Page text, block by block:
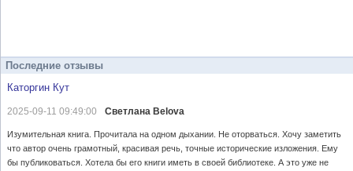
Последние отзывы
Каторгин Кут
2025-09-11 09:49:00 Светлана Belova
Изумительная книга. Прочитала на одном дыхании. Не оторваться. Хочу заметить
что автор очень грамотный, красивая речь, точные исторические изложения. Ему
бы публиковаться. Хотела бы его книги иметь в своей библиотеке. А это уже не